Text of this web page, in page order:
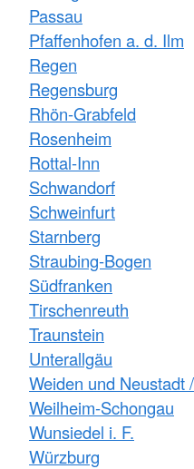
Passau
Pfaffenhofen a. d. Ilm
Regen
Regensburg
Rhön-Grabfeld
Rosenheim
Rottal-Inn
Schwandorf
Schweinfurt
Starnberg
Straubing-Bogen
Südfranken
Tirschenreuth
Traunstein
Unterallgäu
Weiden und Neustadt
Weilheim-Schongau
Wunsiedel i. F.
Würzburg